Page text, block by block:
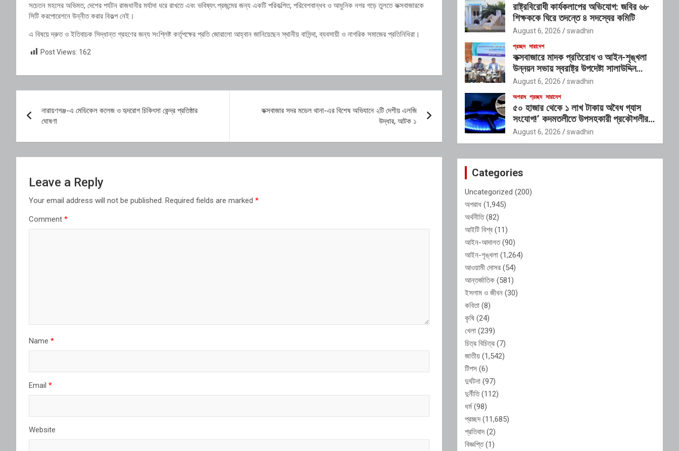
সচেতন মহলের অভিমত, দেশের পর্যটন রাজধানীর মর্যাদা ধরে রাখতে এবং ভবিষ্যৎ প্রজন্মের জন্য একটি পরিকল্পিত, পরিবেশবান্ধব ও আধুনিক নগর গড়ে তুলতে কক্সবাজারকে
সিটি করপোরেশনে উন্নীত করার বিকল্প নেই।
এ বিষয়ে দ্রুত ও ইতিবাচক সিদ্ধান্ত গ্রহণের জন্য সংশ্লিষ্ট কর্তৃপক্ষের প্রতি জোরালো আহ্বান জানিয়েছেন স্থানীয় বাসিন্দা, ব্যবসায়ী ও নাগরিক সমাজের প্রতিনিধিরা।
Post Views: 162
navigation
নারায়ণগঞ্জ-এ মেডিকেল কলেজ ও হৃদরোগ চিকিৎসা কেন্দ্র প্রতিষ্ঠার
ঘোষণা
কক্সবাজার সদর মডেল থানা-এর বিশেষ অভিযানে ২টি দেশীয় এলজি
উদ্ধার, আটক ১
Leave a Reply
Your email address will not be published. Required fields are marked *
Comment *
Name *
Email *
Website
রাষ্ট্রবিরোধী কার্যকলাপের অভিযোগ: জবির ৬৮
শিক্ষককে ঘিরে তদন্তে ৪ সদস্যের কমিটি
August 6, 2026 swadhin
প্রচ্ছদ সারাদেশ
কক্সবাজারে মাদক প্রতিরোধ ও আইন-শৃঙ্খলা
উন্নয়ন সভায় স্বরাষ্ট্র উপদেষ্টা সালাউদ্দিন
আহমদ
August 6, 2026 swadhin
অপরাধ প্রচ্ছদ সারাদেশ
৫০ হাজার থেকে ১ লাখ টাকায় অবৈধ গ্যাস
সংযোগ!’ কদমতলীতে উপসহকারী প্রকৌশলীর
ছত্রছায়ার অভিযোগ
August 6, 2026 swadhin
Categories
Uncategorized (200)
অপরাধ (1,945)
অর্থনীতি(82)
আইটি বিশ্ব (11)
আইন-আদালত(90)
আইন-শৃঙ্খলা (1,264)
আওয়ামী দোসর (54)
আন্তর্জাতিক (581)
ইসলাম ও জীবন (30)
কবিতা (8)
কৃষি (24)
খেলা (239)
চিত্র বিচিত্র (7)
জাতীয় (1,542)
টিপস (6)
দুর্ঘটনা (97)
দুর্নীতি(112)
ধর্ম(98)
প্রচ্ছদ(11,685)
প্রতিবাদ(2)
বিজ্ঞপ্তি(1)